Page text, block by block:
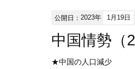
公開日：2023年 1月19日
中国情勢（
★中国の人口減少